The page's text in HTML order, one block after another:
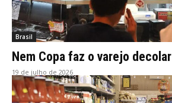
Brasil
Nem Copa faz o varejo decolar
19 de julho de 2026